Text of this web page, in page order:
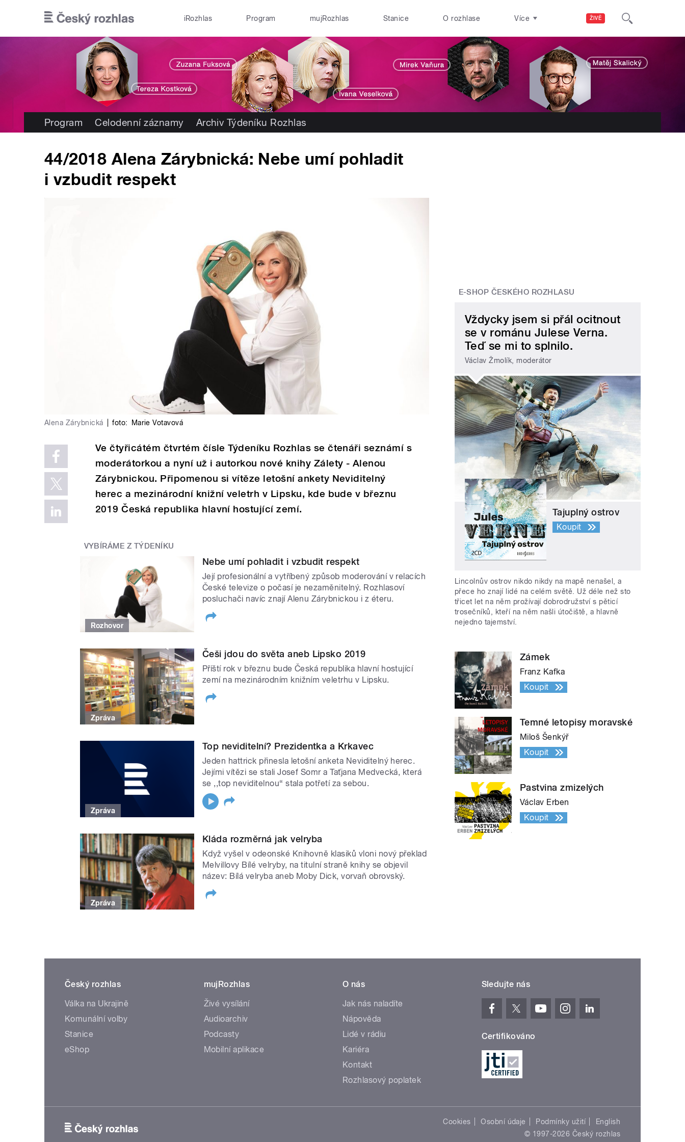
ŽIVĚ
iRozhlas Program mujRozhlas Stanice O rozhlase Více
Program Celodenní záznamy Archiv Týdeníku Rozhlas
44/2018 Alena Zárybnická: Nebe umí pohladit
i vzbudit respekt
Alena Zárybnická foto: Marie Votavová
Ve čtyřicátém čtvrtém čísle Týdeníku Rozhlas se čtenáři seznámí s
moderátorkou a nyní už i autorkou nové knihy Zálety - Alenou
Zárybnickou. Připomenou si vítěze letošní ankety Neviditelný
herec a mezinárodní knižní veletrh v Lipsku, kde bude v březnu
2019 Česká republika hlavní hostující zemí.
VYBÍRÁME Z TÝDENÍKU
Rozhovor
Nebe umí pohladit i vzbudit respekt
Její profesionální a vytříbený způsob moderování v relacích
České televize o počasí je nezaměnitelný. Rozhlasoví
posluchači navíc znají Alenu Zárybnickou i z éteru.
Zpráva
Češi jdou do světa aneb Lipsko 2019
Příští rok v březnu bude Česká republika hlavní hostující
zemí na mezinárodním knižním veletrhu v Lipsku.
Zpráva
Top neviditelní? Prezidentka a Krkavec
Jeden hattrick přinesla letošní anketa Neviditelný herec.
Jejími vítězi se stali Josef Somr a Taťjana Medvecká, která
se ,,top neviditelnou“ stala potřetí za sebou.
Zpráva
Kláda rozměrná jak velryba
Když vyšel v odeonské Knihovně klasiků vloni nový překlad
Melvillovy Bílé velryby, na titulní straně knihy se objevil
název: Bílá velryba aneb Moby Dick, vorvaň obrovský.
E-SHOP ČESKÉHO ROZHLASU
Vždycky jsem si přál ocitnout
se v románu Julese Verna.
Teď se mi to splnilo.
Václav Žmolík, moderátor
Tajuplný ostrov
Koupit
Lincolnův ostrov nikdo nikdy na mapě nenašel, a
přece ho znají lidé na celém světě. Už déle než sto
třicet let na něm prožívají dobrodružství s pěticí
trosečníků, kteří na něm našli útočiště, a hlavně
nejedno tajemství.
Zámek
Franz Kafka
Koupit
Temné letopisy moravské
Miloš Šenkýř
Koupit
Pastvina zmizelých
Václav Erben
Koupit
Český rozhlas
Válka na Ukrajině
Komunální volby
Stanice
eShop
mujRozhlas
Živé vysílání
Audioarchiv
Podcasty
Mobilní aplikace
O nás
Jak nás naladíte
Nápověda
Lidé v rádiu
Kariéra
Kontakt
Rozhlasový poplatek
Sledujte nás
Certifikováno
Cookies Osobní údaje Podmínky užití
English
© 1997-2026 Český rozhlas